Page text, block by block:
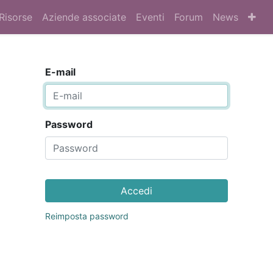
Risorse Aziende associate Eventi Forum News
E-mail
Password
Accedi
Reimposta password